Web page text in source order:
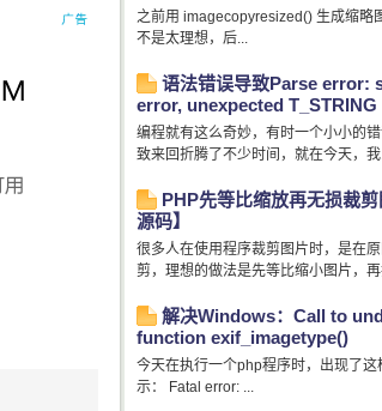
之前用 imagecopyresized() 生成缩略
不是太理想，后...
语法错误导致Parse error:
error, unexpected T_STRING
编程就有这么奇妙，有时一个小小的
致来回折腾了不少时间，就在今天，
PHP先等比缩放再无损裁剪
源码】
很多人在使用程序裁剪图片时，是在
剪，理想的做法是先等比缩小图片，
解决Windows：Call to
function exif_imagetype()
今天在执行一个php程序时，出现了这
示： Fatal error: ...